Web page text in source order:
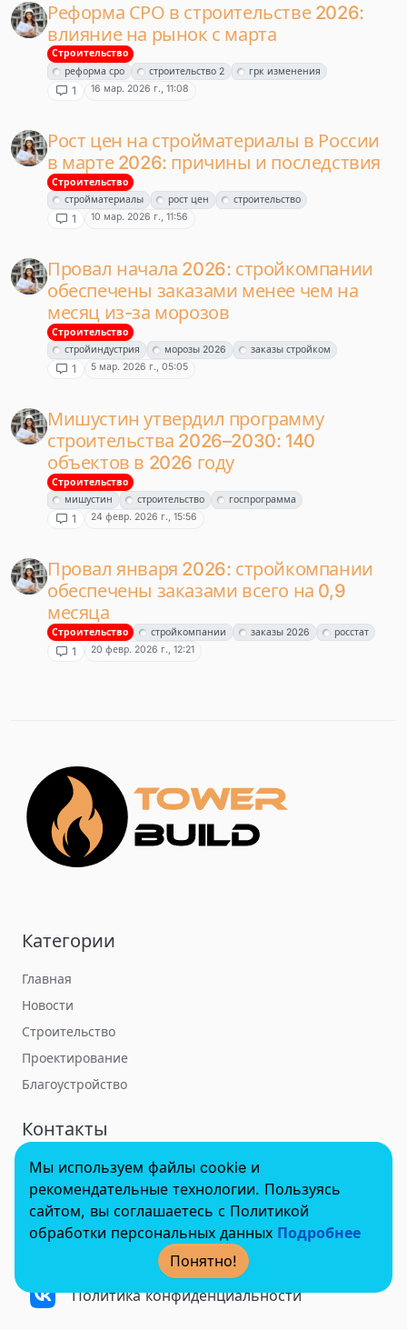
Реформа СРО в строительстве 2026:
влияние на рынок с марта
Строительство
реформа сро
строительство 2 грк изменения
1 16 мар. 2026 г., 11:08
Рост цен на стройматериалы в России
в марте 2026: причины и последствия
Строительство
стройматериалы
рост цен строительство
1 10 мар. 2026 г., 11:56
Провал начала 2026: стройкомпании
обеспечены заказами менее чем на
месяц из-за морозов
Строительство
стройиндустрия
морозы 2026 заказы стройком
1 5 мар. 2026 г., 05:05
Мишустин утвердил программу
строительства 2026–2030: 140
объектов в 2026 году
Строительство
мишустин
строительство госпрограмма
1 24 февр. 2026 г., 15:56
Провал января 2026: стройкомпании
обеспечены заказами всего на 0,9
месяца
Строительство стройкомпании заказы 2026 росстат
1 20 февр. 2026 г., 12:21
Категории
Главная
Новости
Строительство
Проектирование
Благоустройство
Контакты
towerbuildforum@yandex.ru
© 2022 - 2025 InvestSteel, Inc. Все права защищены.
Политика конфиденциальности
Мы используем файлы cookie и
рекомендательные технологии. Пользуясь
сайтом, вы соглашаетесь с Политикой
обработки персональных данных Подробнее
Понятно!